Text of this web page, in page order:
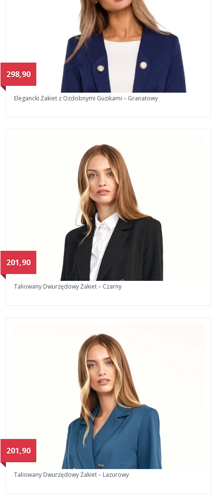
298,90
Elegancki Żakiet z Ozdobnymi Guzikami – Granatowy
201,90
Taliowany Dwurzędowy Żakiet – Czarny
201,90
Taliowany Dwurzędowy Żakiet – Lazurowy